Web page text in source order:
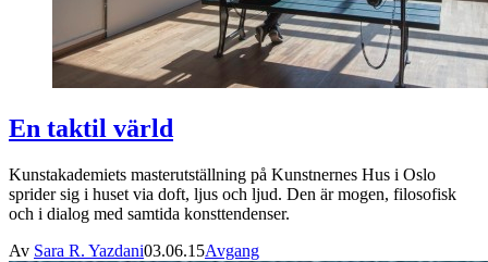
En taktil värld
Kunstakademiets masterutställning på Kunstnernes Hus i Oslo
sprider sig i huset via doft, ljus och ljud. Den är mogen, filosofisk
och i dialog med samtida konsttendenser.
Av Sara R. Yazdani03.06.15Avgang